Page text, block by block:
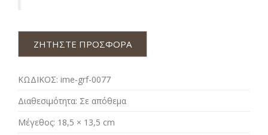
ΖΗΤΗΣΤΕ ΠΡΟΣΦΟΡΑ
ΚΩΔΙΚΟΣ: ime-grf-0077
Διαθεσιμότητα: Σε απόθεμα
Μέγεθος: 18,5 × 13,5 cm